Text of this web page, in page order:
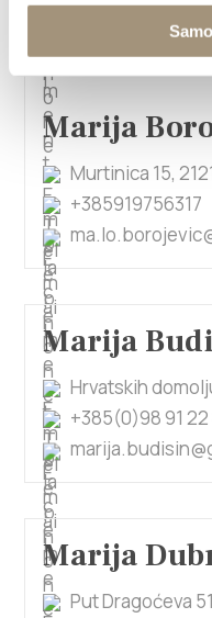
1/5
Marija
Murtinica 15,
+385919756317
Marija
Hrvatskih
+385(0)98 91 22
Marija
Put Dragoćeva